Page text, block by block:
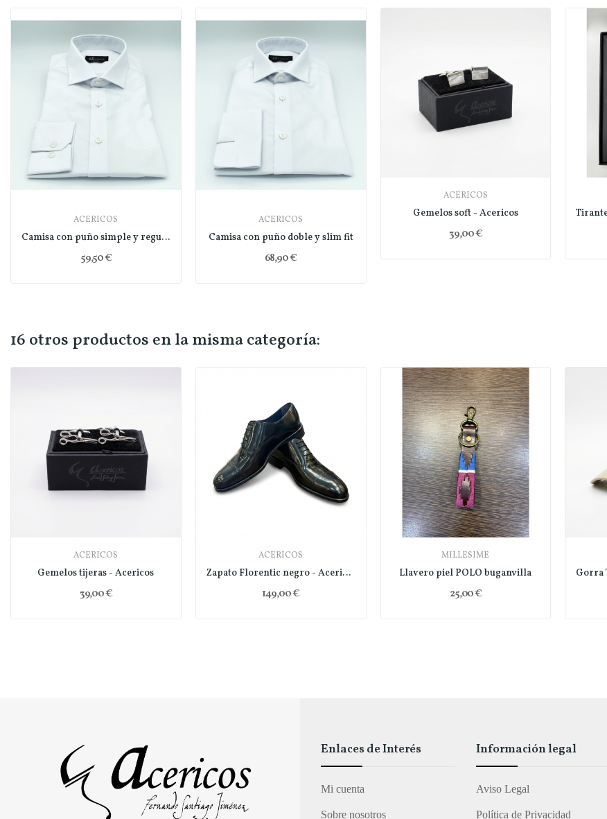
ACERICOS
Camisa con puño simple y regular fit
59,50 €
ACERICOS
Camisa con puño doble y slim fit
68,90 €
ACERICOS
Gemelos soft - Acericos
39,00 €
16 otros productos en la misma categoría:
ACERICOS
Gemelos tijeras - Acericos
39,00 €
ACERICOS
Zapato Florentic negro - Acericos
149,00 €
MILLESIME
Llavero piel POLO buganvilla
25,00 €
Enlaces de Interés
Mi cuenta
Sobre nosotros
Información legal
Aviso Legal
Política de Privacidad